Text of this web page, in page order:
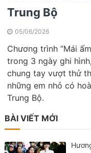
Trung Bộ
05/06/2026
Chương trình “Mái
trong 3 ngày ghi
chung tay vượt thử
những em nhỏ có
Trung Bộ.
BÀI VIẾT MỚI